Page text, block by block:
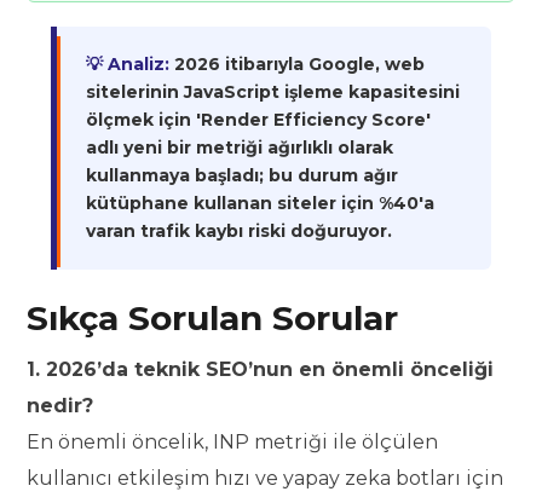
💡 Analiz: 2026 itibarıyla Google, web
sitelerinin JavaScript işleme kapasitesini
ölçmek için 'Render Efficiency Score'
adlı yeni bir metriği ağırlıklı olarak
kullanmaya başladı; bu durum ağır
kütüphane kullanan siteler için %40'a
varan trafik kaybı riski doğuruyor.
Sıkça Sorulan Sorular
1. 2026’da teknik SEO’nun en önemli önceliği
nedir?
En önemli öncelik, INP metriği ile ölçülen
kullanıcı etkileşim hızı ve yapay zeka botları için